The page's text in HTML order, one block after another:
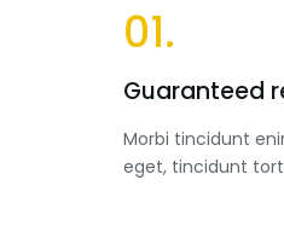
01.
Guaranteed
Morbi tincidunt
eget, tincidunt